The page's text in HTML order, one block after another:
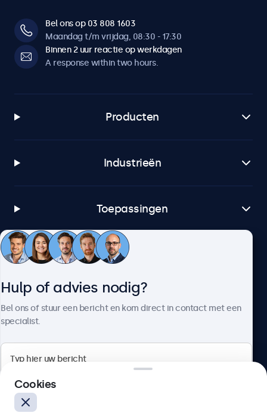
Bel ons op 03 808 1603
Maandag t/m vrijdag, 08:30 - 17:30
Binnen 2 uur reactie op werkdagen
A response within two hours.
Producten
Industrieën
Toepassingen
Klantenservice
Hulp of advies nodig?
Bel ons of stuur een bericht en kom direct in contact met een
specialist.
Cookies